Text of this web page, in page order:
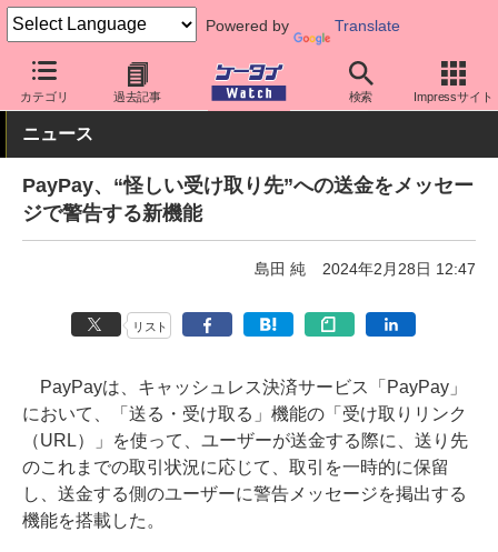
Powered by Translate
カテゴリ 過去記事 検索 Impressサイト
ケータイ Watch アプリ・サービス 決済/金融
ニュース
PayPay、“怪しい受け取り先”への送金をメッセー
ジで警告する新機能
島田 純 2024年2月28日 12:47
リスト
PayPayは、キャッシュレス決済サービス「PayPay」
において、「送る・受け取る」機能の「受け取りリンク
（URL）」を使って、ユーザーが送金する際に、送り先
のこれまでの取引状況に応じて、取引を一時的に保留
し、送金する側のユーザーに警告メッセージを掲出する
機能を搭載した。